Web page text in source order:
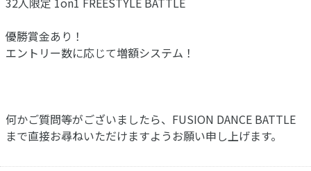
優勝賞金あり！
エントリー数に応じて増額システム！
何かご質問等がございましたら、FUSION DANCE BATTLE
まで直接お尋ねいただけますようお願い申し上げます。